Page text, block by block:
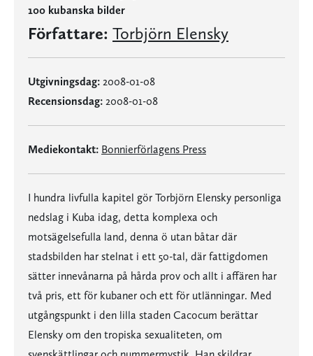
100 kubanska bilder
Författare: Torbjörn Elensky
Utgivningsdag: 2008-01-08
Recensionsdag: 2008-01-08
Mediekontakt: Bonnierförlagens Press
I hundra livfulla kapitel gör Torbjörn Elensky personliga
nedslag i Kuba idag, detta komplexa och
motsägelsefulla land, denna ö utan båtar där
stadsbilden har stelnat i ett 50-tal, där fattigdomen
sätter innevånarna på hårda prov och allt i affären har
två pris, ett för kubaner och ett för utlänningar. Med
utgångspunkt i den lilla staden Cacocum berättar
Elensky om den tropiska sexualiteten, om